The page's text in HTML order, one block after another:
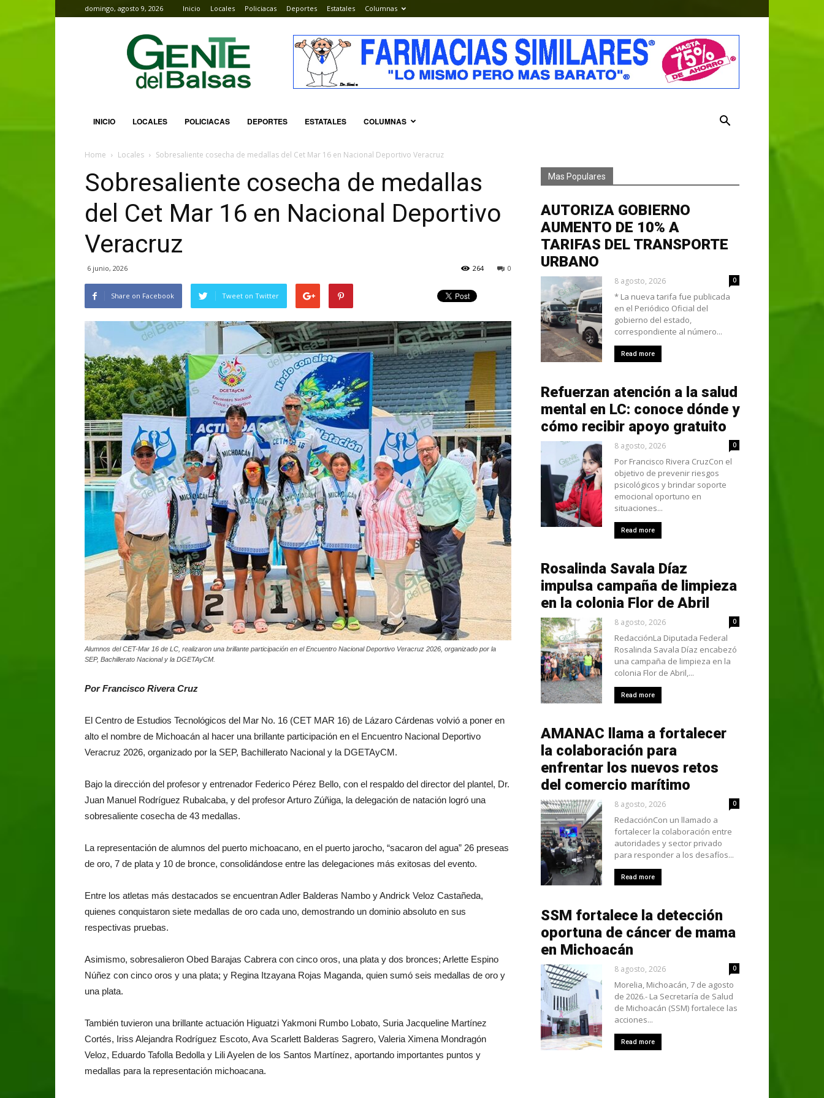
domingo, agosto 9, 2026 Inicio Locales Policiacas Deportes Estatales Columnas
Gente
del
Balsas
INICIO LOCALES POLICIACAS DEPORTES ESTATALES COLUMNAS
Home Locales Sobresaliente cosecha de medallas del Cet Mar 16 en Nacional Deportivo Veracruz
Sobresaliente cosecha de medallas
del Cet Mar 16 en Nacional Deportivo
Veracruz
6 junio, 2026 0
264
Share on Facebook Tweet on Twitter
Alumnos del CET-Mar 16 de LC, realizaron una brillante participación en el Encuentro Nacional Deportivo Veracruz 2026, organizado por la
SEP, Bachillerato Nacional y la DGETAyCM.
Por Francisco Rivera Cruz
El Centro de Estudios Tecnológicos del Mar No. 16 (CET MAR 16) de Lázaro Cárdenas volvió a poner en
alto el nombre de Michoacán al hacer una brillante participación en el Encuentro Nacional Deportivo
Veracruz 2026, organizado por la SEP, Bachillerato Nacional y la DGETAyCM.
Bajo la dirección del profesor y entrenador Federico Pérez Bello, con el respaldo del director del plantel, Dr.
Juan Manuel Rodríguez Rubalcaba, y del profesor Arturo Zúñiga, la delegación de natación logró una
sobresaliente cosecha de 43 medallas.
La representación de alumnos del puerto michoacano, en el puerto jarocho, “sacaron del agua” 26 preseas
de oro, 7 de plata y 10 de bronce, consolidándose entre las delegaciones más exitosas del evento.
Entre los atletas más destacados se encuentran Adler Balderas Nambo y Andrick Veloz Castañeda,
quienes conquistaron siete medallas de oro cada uno, demostrando un dominio absoluto en sus
respectivas pruebas.
Asimismo, sobresalieron Obed Barajas Cabrera con cinco oros, una plata y dos bronces; Arlette Espino
Núñez con cinco oros y una plata; y Regina Itzayana Rojas Maganda, quien sumó seis medallas de oro y
una plata.
También tuvieron una brillante actuación Higuatzi Yakmoni Rumbo Lobato, Suria Jacqueline Martínez
Cortés, Iriss Alejandra Rodríguez Escoto, Ava Scarlett Balderas Sagrero, Valeria Ximena Mondragón
Veloz, Eduardo Tafolla Bedolla y Lili Ayelen de los Santos Martínez, aportando importantes puntos y
medallas para la representación michoacana.
Mas Populares
AUTORIZA GOBIERNO
AUMENTO DE 10% A
TARIFAS DEL TRANSPORTE
URBANO
8 agosto, 2026 0
* La nueva tarifa fue publicada
en el Periódico Oficial del
gobierno del estado,
correspondiente al número...
Read more
Refuerzan atención a la salud
mental en LC: conoce dónde y
cómo recibir apoyo gratuito
8 agosto, 2026 0
Por Francisco Rivera CruzCon el
objetivo de prevenir riesgos
psicológicos y brindar soporte
emocional oportuno en
situaciones...
Read more
Rosalinda Savala Díaz
impulsa campaña de limpieza
en la colonia Flor de Abril
8 agosto, 2026 0
RedacciónLa Diputada Federal
Rosalinda Savala Díaz encabezó
una campaña de limpieza en la
colonia Flor de Abril,...
Read more
AMANAC llama a fortalecer
la colaboración para
enfrentar los nuevos retos
del comercio marítimo
8 agosto, 2026 0
RedacciónCon un llamado a
fortalecer la colaboración entre
autoridades y sector privado
para responder a los desafíos...
Read more
SSM fortalece la detección
oportuna de cáncer de mama
en Michoacán
8 agosto, 2026 0
Morelia, Michoacán, 7 de agosto
de 2026.- La Secretaría de Salud
de Michoacán (SSM) fortalece las
acciones...
Read more